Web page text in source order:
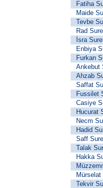
Fatiha
Maide
Tevbe
Rad
İsra
Enbiya
Furkan
Ankebut
Ahzab
Saffat
Fussilet
Casiye
Hucurat
Necm
Hadid
Saff
Talak
Hakka
Mürselat
Tekvir